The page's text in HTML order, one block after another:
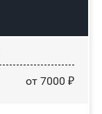
от 7000 ₽